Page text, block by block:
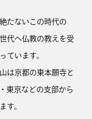
たないこの時代の
代へ仏教の教えを受
ています。
は京都の東本願寺と
東京などの支部から
す。